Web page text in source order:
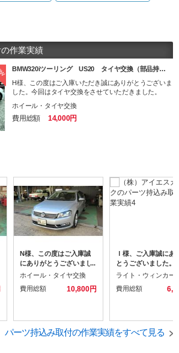
作業実績
BMW320iツーリング US20 タイヤ交換（部品持…
H様、この度はご入庫いただき誠にありがとうございま
した。今回はタイヤ交換をさせていただきました。
ホイール・タイヤ交換
費用総額 14,000円
N様、この度はご入庫誠
にありがとうございまし
た。今回はタイヤ交換を
ホイール・タイヤ交換
費用総額
10,800円
Ｉ様、ご入庫誠にあ
とうございました。
度は持込でデイライ
ました。 取付工賃は
とうございました。
費用総額
パーツ持込み取付の作業実績をすべて見る